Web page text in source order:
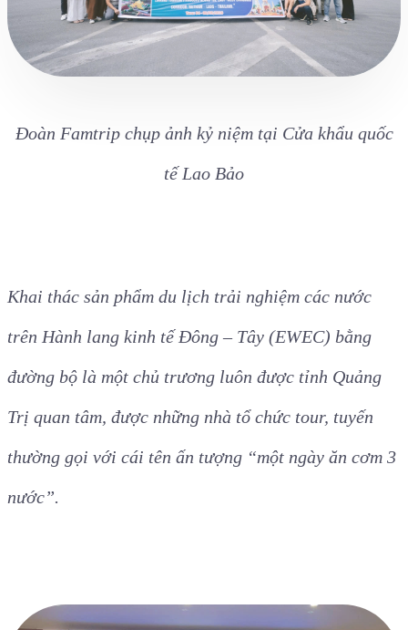
Đoàn Famtrip chụp ảnh kỷ niệm tại Cửa khẩu quốc
tế Lao Bảo
Khai thác sản phẩm du lịch trải nghiệm các nước
trên Hành lang kinh tế Đông – Tây (EWEC) bằng
đường bộ là một chủ trương luôn được tỉnh Quảng
Trị quan tâm, được những nhà tổ chức tour, tuyến
thường gọi với cái tên ấn tượng “một ngày ăn cơm 3
nước”.